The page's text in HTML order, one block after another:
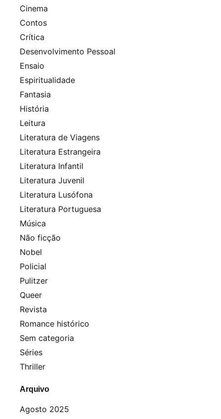
Cinema
Contos
Crítica
Desenvolvimento Pessoal
Ensaio
Espiritualidade
Fantasia
História
Leitura
Literatura de Viagens
Literatura Estrangeira
Literatura Infantil
Literatura Juvenil
Literatura Lusófona
Literatura Portuguesa
Música
Não ficção
Nobel
Policial
Pulitzer
Queer
Revista
Romance histórico
Sem categoria
Séries
Thriller
Arquivo
Agosto 2025